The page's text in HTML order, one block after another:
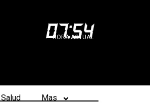
07:54
HORA ACTUAL
Salud Mas